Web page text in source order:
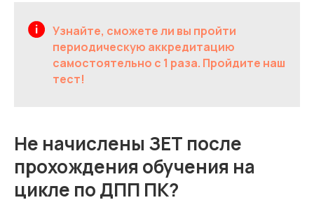
Узнайте, сможете ли вы пройти
периодическую аккредитацию
самостоятельно с 1 раза. Пройдите наш
тест!
Не начислены ЗЕТ после
прохождения обучения на
цикле по ДПП ПК?